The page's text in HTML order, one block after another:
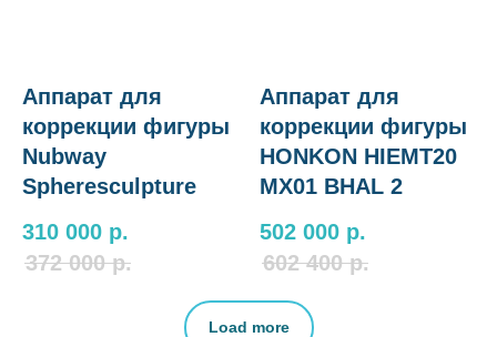
Аппарат для
коррекции фигуры
Nubway
Spheresculpture
310 000 р.
372 000 р.
Аппарат для
коррекции фигуры
HONKON HIEMT20
MX01 BHAL 2
502 000 р.
602 400 р.
Load more